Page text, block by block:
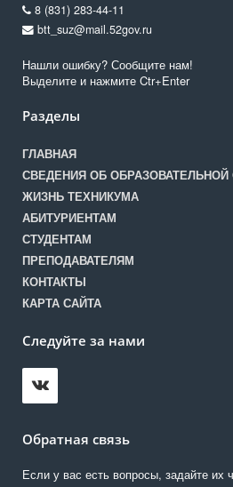
8 (831) 283-44-11
btt_suz@mail.52gov.ru
Нашли ошибку? Сообщите нам!
Выделите и нажмите Ctr+Enter
Разделы
ГЛАВНАЯ
СВЕДЕНИЯ ОБ ОБРАЗОВАТЕЛЬНОЙ
ЖИЗНЬ ТЕХНИКУМА
АБИТУРИЕНТАМ
СТУДЕНТАМ
ПРЕПОДАВАТЕЛЯМ
КОНТАКТЫ
КАРТА САЙТА
Следуйте за нами
Обратная связь
Если у вас есть вопросы, задайте